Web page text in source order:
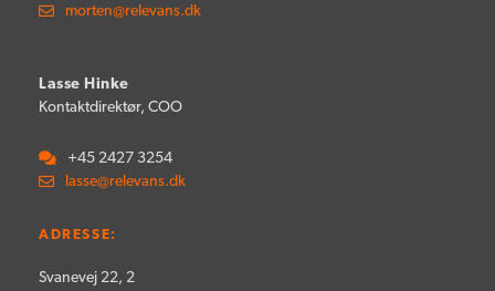
morten@relevans.dk
Lasse Hinke
Kontaktdirektør, COO
+45 2427 3254
lasse@relevans.dk
ADRESSE:
Svanevej 22, 2